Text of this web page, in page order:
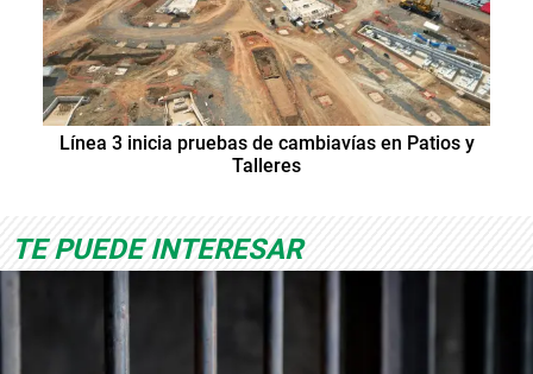
Línea 3 inicia pruebas de cambiavías en Patios y
Talleres
TE PUEDE INTERESAR